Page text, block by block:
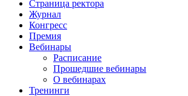
Страница ректора
Журнал
Конгресс
Премия
Вебинары
Расписание
Прошедшие вебинары
О вебинарах
Тренинги